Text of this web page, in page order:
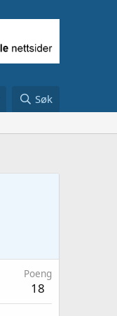
Søk
Poeng
18